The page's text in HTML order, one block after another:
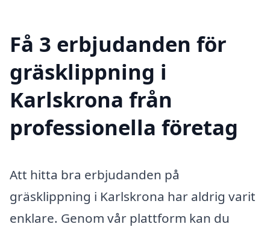
Få 3 erbjudanden för
gräsklippning i
Karlskrona från
professionella företag
Att hitta bra erbjudanden på
gräsklippning i Karlskrona har aldrig varit
enklare. Genom vår plattform kan du